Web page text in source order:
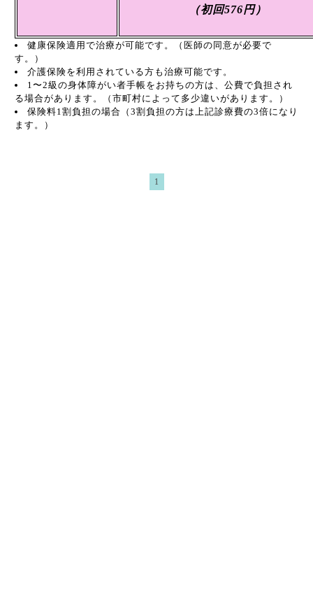
（初回576円）
健康保険適用で治療が可能です。（医師の同意が必要で
す。）
介護保険を利用されている方も治療可能です。
1〜2級の身体障がい者手帳をお持ちの方は、公費で負担され
る場合があります。（市町村によって多少違いがあります。）
保険料1割負担の場合（3割負担の方は上記診療費の3倍になり
ます。）
1